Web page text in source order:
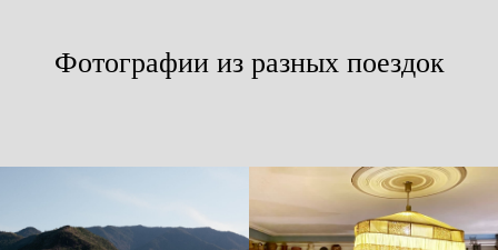
Фотографии из разных поездок